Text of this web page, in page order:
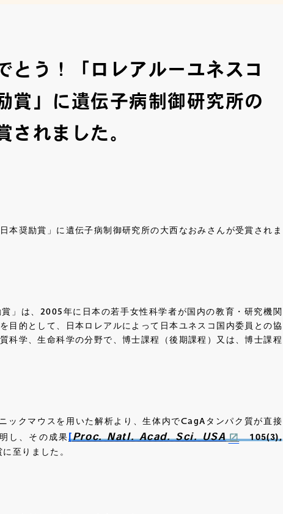
とう！「ロレアルーユネスコ
」に遺伝子病制御研究所の
されました。
奨励賞」に遺伝子病制御研究所の大西なおみさんが受賞されま
」は、 2005 年に日本の若手女性科学者が国内の教育・研究機関
目的として、日本ロレアルによって日本ユネスコ国内委員との協
科学、生命科学の分野で、博士課程（後期課程）又は、博士課程
ックマウスを用いた解析より、生体内でCagA タンパク質が直接
し、その成果[Proc. Natl. Acad. Sci. USA
105(3),
至りました。